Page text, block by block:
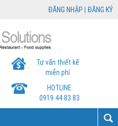
ĐĂNG NHẬP | ĐĂNG KÝ
Tư vấn thiết kế
miễn phí
HOTLINE
0919 44 83 83